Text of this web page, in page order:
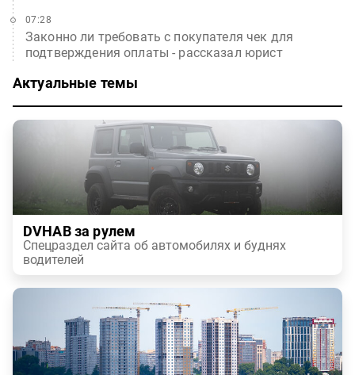
Законно ли требовать с покупателя чек для
подтверждения оплаты - рассказал юрист
07:28
Актуальные темы
DVHAB за рулем
Спецраздел сайта об автомобилях и буднях
водителей